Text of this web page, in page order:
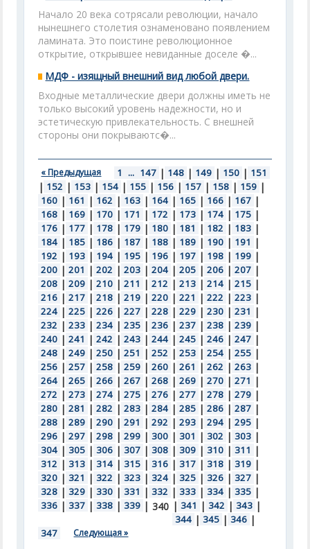
Начало 20 века сотрясали революции, начало
нынешнего столетия ознаменовано появлением
ламината. Это поистине революционное
открытие, открывшее невиданные доселе �...
МДФ - изящный внешний вид любой двери.
Входные металлические двери должны иметь не
только высокий уровень надежности, но и
эстетическую привлекательность. С внешней
стороны они покрываютс�...
« Предыдущая 1 ... 147 | 148 | 149 | 150 | 151
| 152 | 153 | 154 | 155 | 156 | 157 | 158 | 159 |
160 | 161 | 162 | 163 | 164 | 165 | 166 | 167 |
168 | 169 | 170 | 171 | 172 | 173 | 174 | 175 |
176 | 177 | 178 | 179 | 180 | 181 | 182 | 183 |
184 | 185 | 186 | 187 | 188 | 189 | 190 | 191 |
192 | 193 | 194 | 195 | 196 | 197 | 198 | 199 |
200 | 201 | 202 | 203 | 204 | 205 | 206 | 207 |
208 | 209 | 210 | 211 | 212 | 213 | 214 | 215 |
216 | 217 | 218 | 219 | 220 | 221 | 222 | 223 |
224 | 225 | 226 | 227 | 228 | 229 | 230 | 231 |
232 | 233 | 234 | 235 | 236 | 237 | 238 | 239 |
240 | 241 | 242 | 243 | 244 | 245 | 246 | 247 |
248 | 249 | 250 | 251 | 252 | 253 | 254 | 255 |
256 | 257 | 258 | 259 | 260 | 261 | 262 | 263 |
264 | 265 | 266 | 267 | 268 | 269 | 270 | 271 |
272 | 273 | 274 | 275 | 276 | 277 | 278 | 279 |
280 | 281 | 282 | 283 | 284 | 285 | 286 | 287 |
288 | 289 | 290 | 291 | 292 | 293 | 294 | 295 |
296 | 297 | 298 | 299 | 300 | 301 | 302 | 303 |
304 | 305 | 306 | 307 | 308 | 309 | 310 | 311 |
312 | 313 | 314 | 315 | 316 | 317 | 318 | 319 |
320 | 321 | 322 | 323 | 324 | 325 | 326 | 327 |
328 | 329 | 330 | 331 | 332 | 333 | 334 | 335 |
336 | 337 | 338 | 339 | 340 | 341 | 342 | 343 |
344 | 345 | 346 |
347 Следующая »